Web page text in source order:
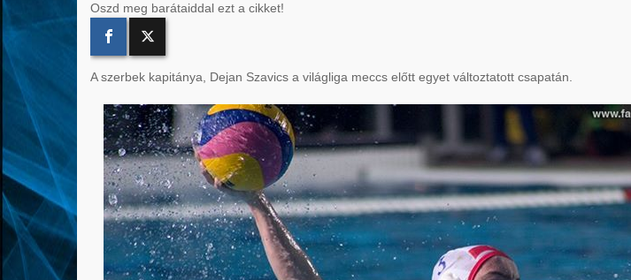
Oszd meg barátaiddal ezt a cikket!
A szerbek kapitánya, Dejan Szavics a világliga meccs előtt egyet változtatott csapatán.